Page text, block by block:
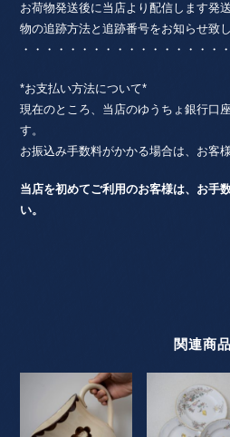
お荷物発送後に当店より配信します発
物の追跡方法と追跡番号をお知らせ致し
・・・・・・・・・・・・・・・・・
*お支払い方法について*
現在のところ、当店のゆうちょ銀行口
す。
お振込み手数料がかかる場合は、お客
当店を初めてご利用のお客様は、お手
い。
関連商品